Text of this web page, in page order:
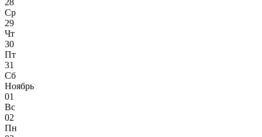
28
Ср
29
Чт
30
Пт
31
Сб
Ноябрь
01
Вс
02
Пн